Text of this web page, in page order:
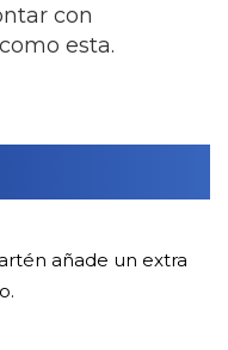
con
esta.
añade un extra